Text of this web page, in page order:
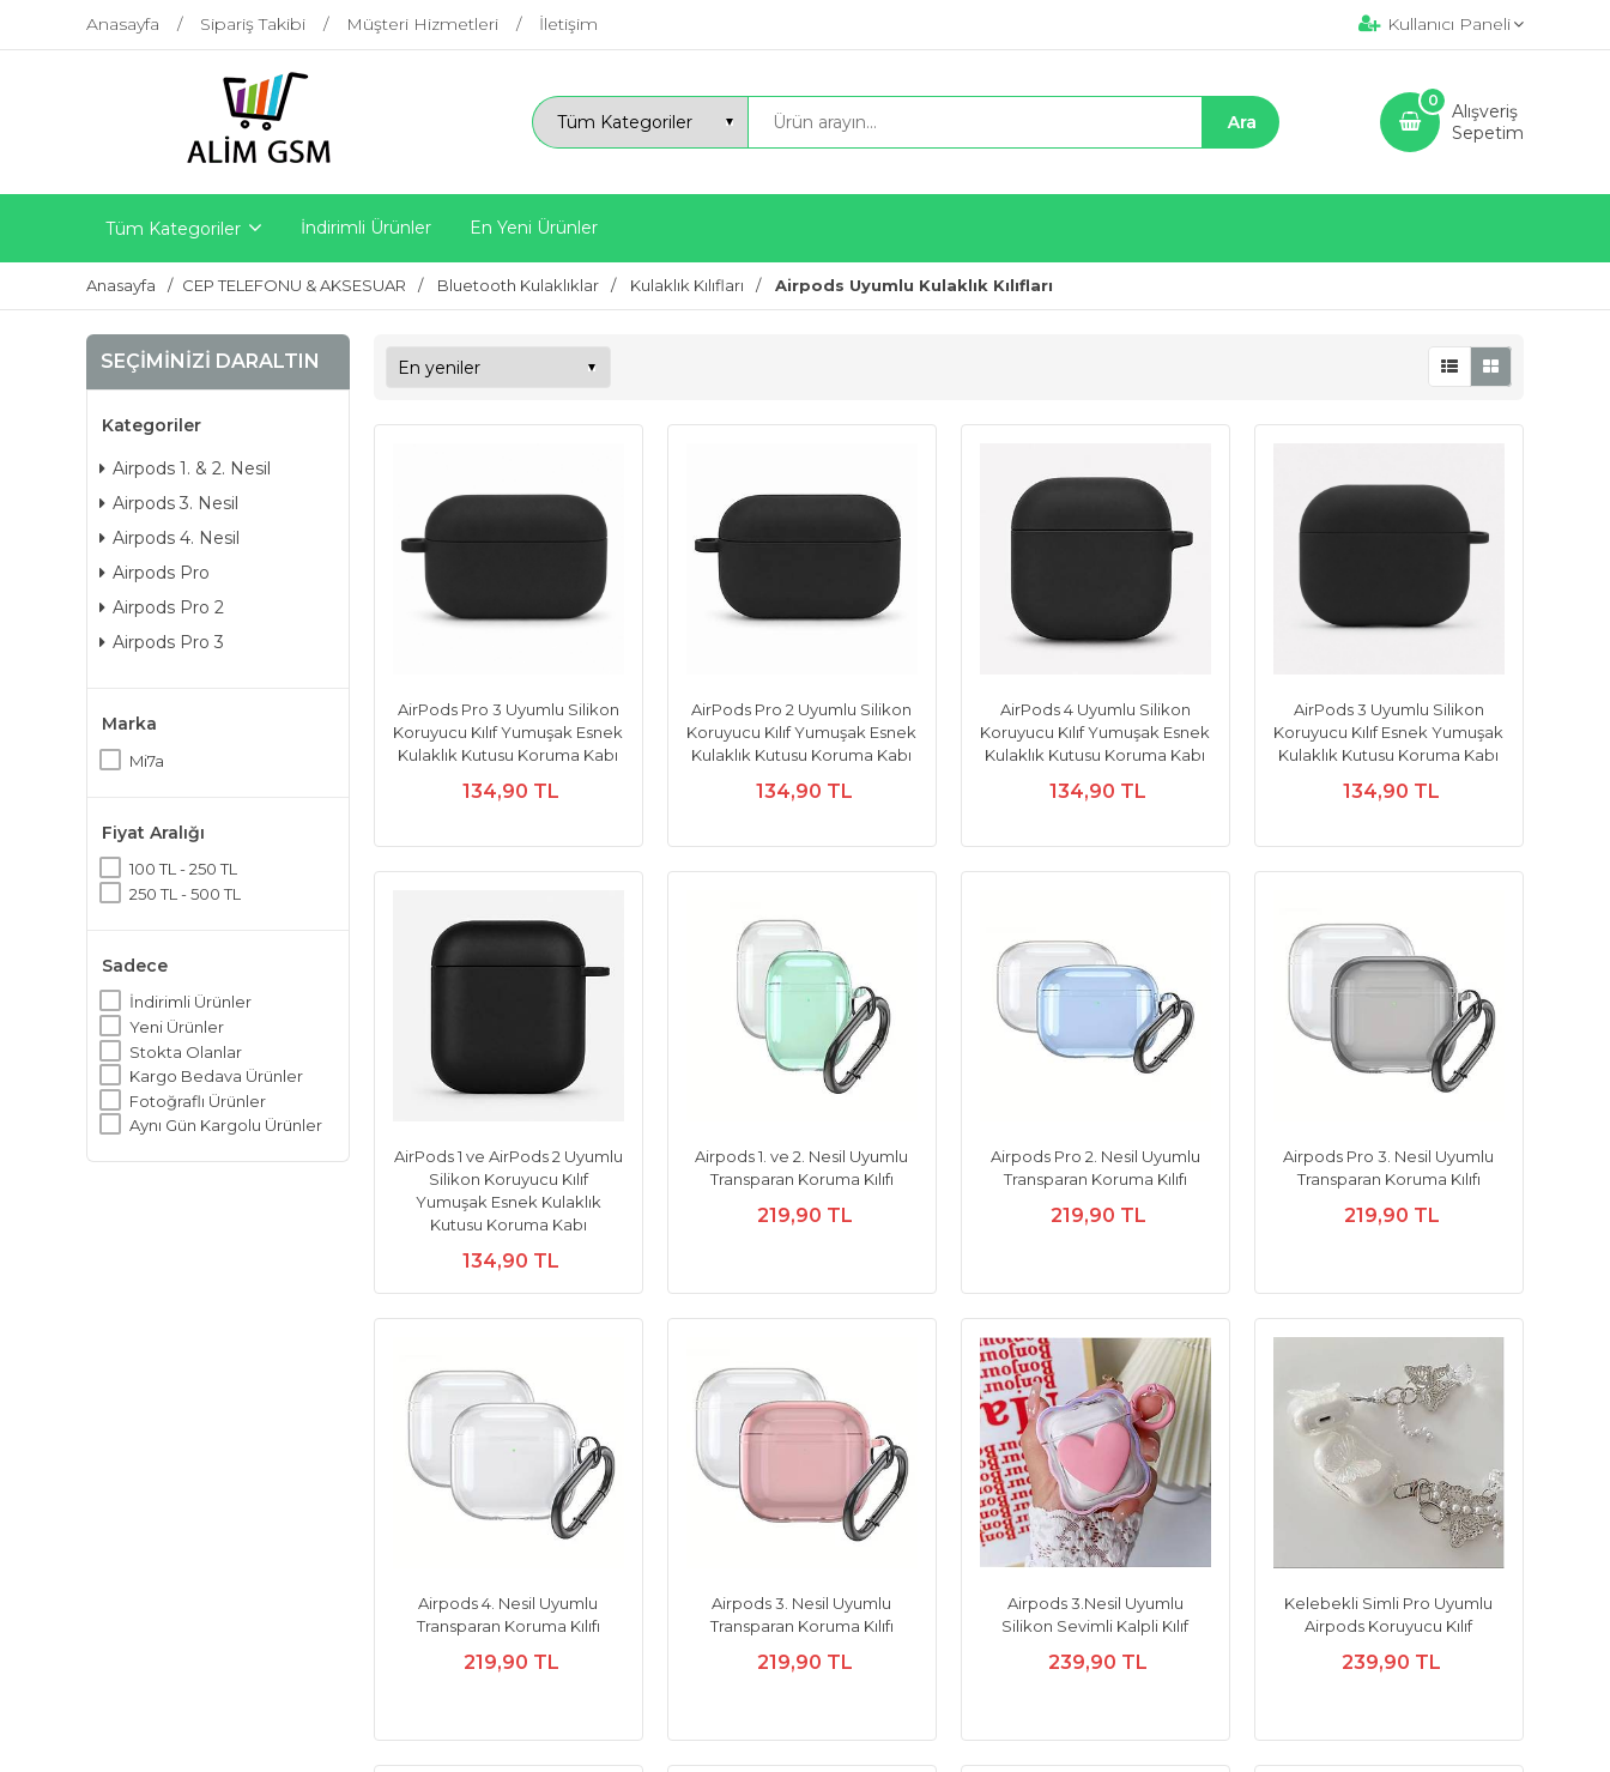
Anasayfa Sipariş Takibi Müşteri Hizmetleri İletişim Kullanıcı Paneli
Alışveriş
Sepetim
0
Tüm Kategoriler İndirimli Ürünler En Yeni Ürünler
Anasayfa CEP TELEFONU & AKSESUAR Bluetooth Kulaklıklar Kulaklık Kılıfları Airpods Uyumlu Kulaklık Kılıfları
SEÇIMINIZI DARALTIN
Kategoriler
Airpods 1. & 2. Nesil
Airpods 3. Nesil
Airpods 4. Nesil
Airpods Pro
Airpods Pro 2
Airpods Pro 3
Marka
Mi7a
Fiyat Aralığı
100 TL - 250 TL
250 TL - 500 TL
Sadece
İndirimli Ürünler
Yeni Ürünler
Stokta Olanlar
Kargo Bedava Ürünler
Fotoğraflı Ürünler
Aynı Gün Kargolu Ürünler
AirPods Pro 3 Uyumlu Silikon
Koruyucu Kılıf Yumuşak Esnek
Kulaklık Kutusu Koruma Kabı
134,90 TL
AirPods Pro 2 Uyumlu Silikon
Koruyucu Kılıf Yumuşak Esnek
Kulaklık Kutusu Koruma Kabı
134,90 TL
AirPods 4 Uyumlu Silikon
Koruyucu Kılıf Yumuşak Esnek
Kulaklık Kutusu Koruma Kabı
134,90 TL
AirPods 3 Uyumlu Silikon
Koruyucu Kılıf Esnek Yumuşak
Kulaklık Kutusu Koruma Kabı
134,90 TL
AirPods 1 ve AirPods 2 Uyumlu
Silikon Koruyucu Kılıf
Yumuşak Esnek Kulaklık
Kutusu Koruma Kabı
134,90 TL
Airpods 1. ve 2. Nesil Uyumlu
Transparan Koruma Kılıfı
219,90 TL
Airpods Pro 2. Nesil Uyumlu
Transparan Koruma Kılıfı
219,90 TL
Airpods Pro 3. Nesil Uyumlu
Transparan Koruma Kılıfı
219,90 TL
Airpods 4. Nesil Uyumlu
Transparan Koruma Kılıfı
219,90 TL
Airpods 3. Nesil Uyumlu
Transparan Koruma Kılıfı
219,90 TL
Airpods 3.Nesil Uyumlu
Silikon Sevimli Kalpli Kılıf
239,90 TL
Kelebekli Simli Pro Uyumlu
Airpods Koruyucu Kılıf
239,90 TL